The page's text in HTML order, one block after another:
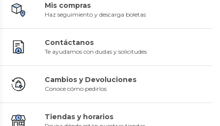
Mis compras
Haz seguimiento y descarga boletas
Contáctanos
Te ayudamos con dudas y solicitudes
Cambios y Devoluciones
Conoce cómo pedirlos
Tiendas y horarios